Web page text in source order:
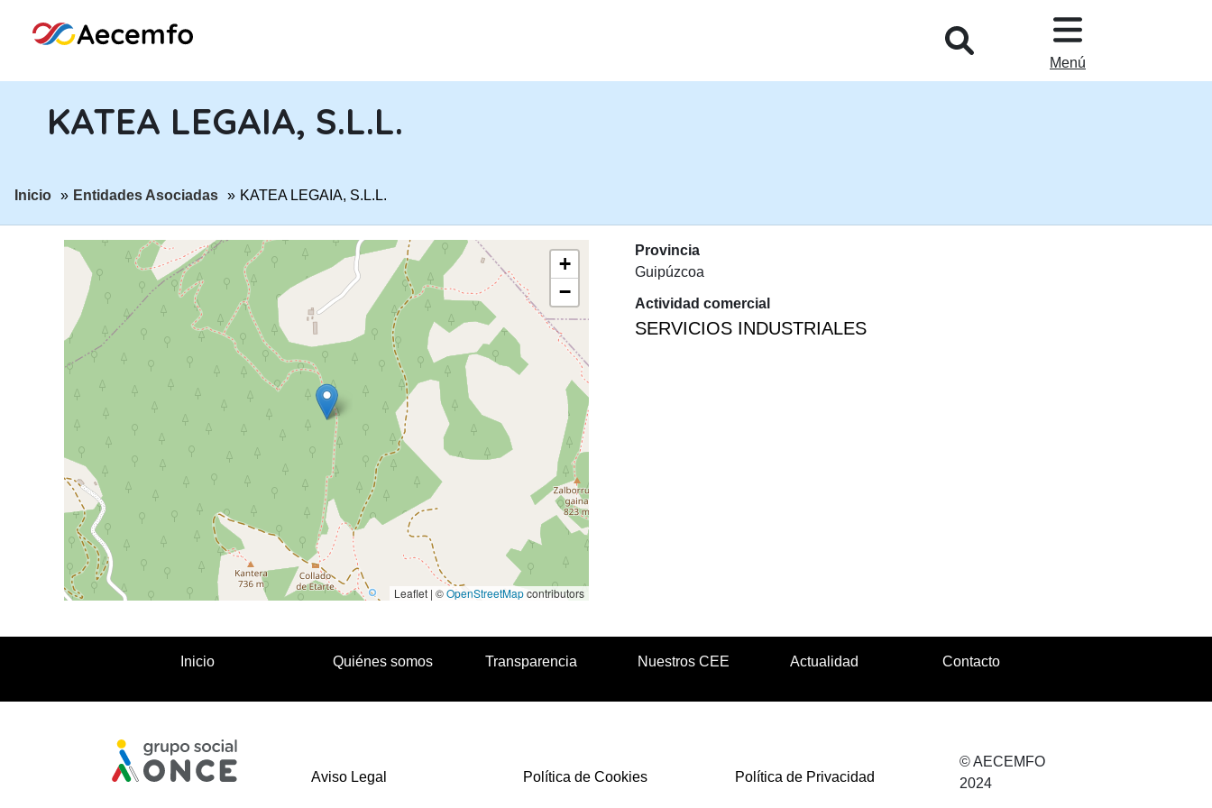
Menú
KATEA LEGAIA, S.L.L.
ir a página:
Inicio ir a página:
Entidades Asociadas KATEA LEGAIA, S.L.L.
+
−
Leaflet | ©OpenStreetMapcontributors
Provincia
Guipúzcoa
Actividad comercial
SERVICIOS INDUSTRIALES
Inicio Quiénes somos Transparencia Nuestros CEE Actualidad Contacto
Aviso Legal Política de Cookies Política de Privacidad
© AECEMFO
2024